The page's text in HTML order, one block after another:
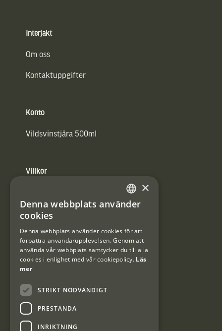
Interjakt
Om oss
Kontaktuppgifter
Konto
Vildsvinstjära 500ml
Villkor
Användarvillkor
#Interjaktfamily
Kundklubb
Information om kundklubben.
SWEDISH
×
Denna webbplats använder
cookies
Denna webbplats använder cookies för att
förbättra användarupplevelsen. Genom att
använda vår webbplats samtycker du till alla
cookies i enlighet med vår cookiepolicy. Läs
mer
STRIKT NÖDVÄNDIGT
PRESTANDA
INRIKTNING